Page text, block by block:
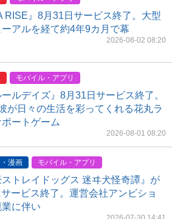
RISE』8月31日サービス終了。大型
ーアルを経て約4年9カ月で幕
2026-08-02 08:20
モバイル・アプリ
ールデイズ』8月31日サービス終了。
が日々の生活を彩ってくれる花丸ラ
ートゲーム
2026-08-01 08:20
漫画 モバイル・アプリ
ストレイドッグス 迷ヰ犬怪奇譚』が
ービス終了。運営会社アンビショ
業に伴い